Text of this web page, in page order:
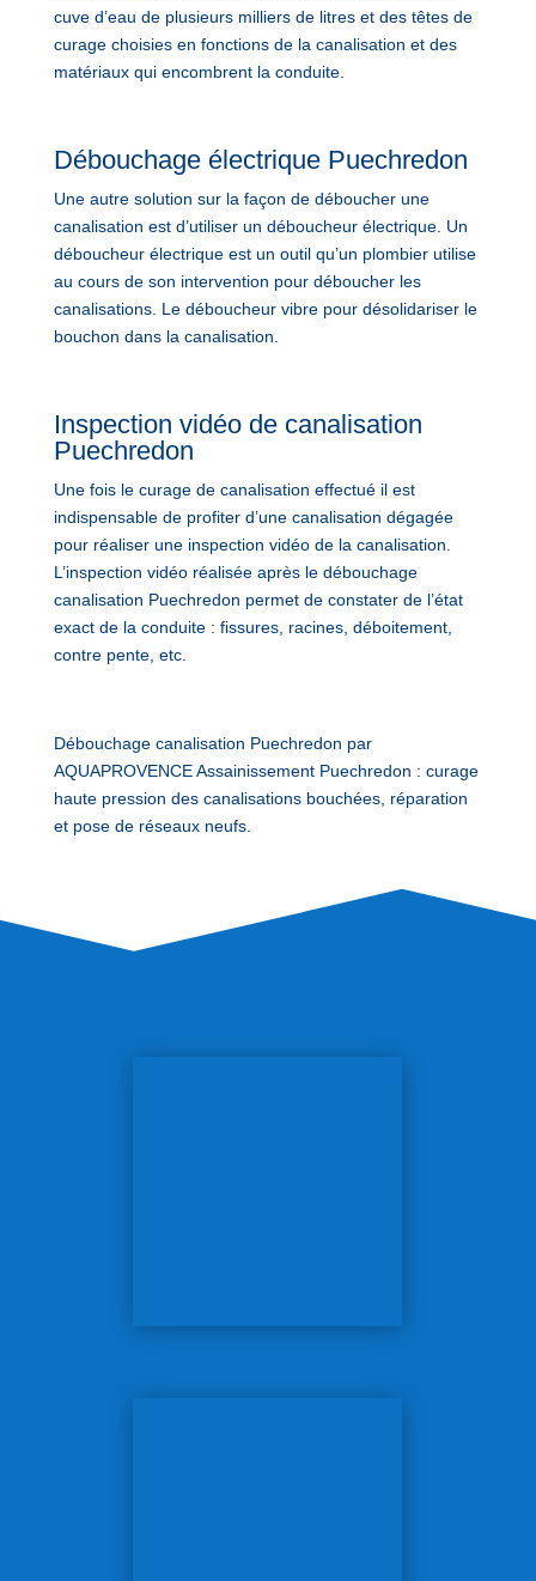
cuve d’eau de plusieurs milliers de litres et des têtes de
curage choisies en fonctions de la canalisation et des
matériaux qui encombrent la conduite.
Débouchage électrique Puechredon
Une autre solution sur la façon de déboucher une
canalisation est d’utiliser un déboucheur électrique. Un
déboucheur électrique est un outil qu’un plombier utilise
au cours de son intervention pour déboucher les
canalisations. Le déboucheur vibre pour désolidariser le
bouchon dans la canalisation.
Inspection vidéo de canalisation
Puechredon
Une fois le curage de canalisation effectué il est
indispensable de profiter d’une canalisation dégagée
pour réaliser une inspection vidéo de la canalisation.
L’inspection vidéo réalisée après le débouchage
canalisation Puechredon permet de constater de l’état
exact de la conduite : fissures, racines, déboitement,
contre pente, etc.
Débouchage canalisation Puechredon par
AQUAPROVENCE Assainissement Puechredon : curage
haute pression des canalisations bouchées, réparation
et pose de réseaux neufs.